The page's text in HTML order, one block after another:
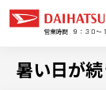
暑い日が